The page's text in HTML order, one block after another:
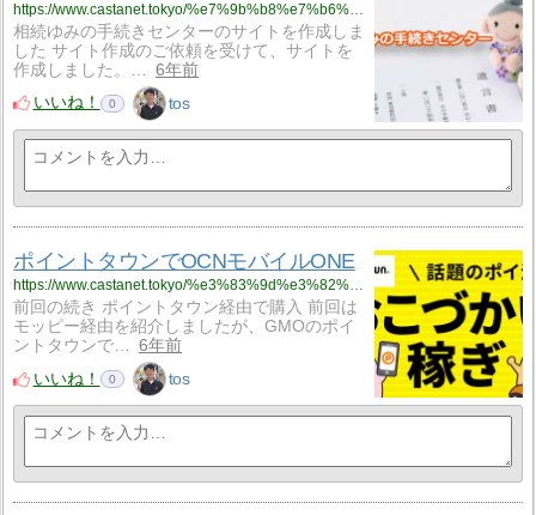
https://www.castanet.tokyo/%e7%9b%b8%e7%b6%9a%e3%82%86%e3%81%bf%e3%81%ae%e6%89%8b%e7%b6%9a%e3%81%8d%e3%82%bb%e3%83%b3%e3%82%bf%e3%83%bc/
相続ゆみの手続きセンターのサイトを作成しま
した サイト作成のご依頼を受けて、サイトを
作成しました。…
6年前
いいね！
0 tos
ポイントタウンでOCNモバイルONE
https://www.castanet.tokyo/%e3%83%9d%e3%82%a4%e3%83%b3%e3%83%88%e3%82%bf%e3%82%a6%e3%83%b3%e3%81%a7ocn%e3%83%a2%e3%83%90%e3%82%a4%e3%83%abone/
前回の続き ポイントタウン経由で購入 前回は
モッピー経由を紹介しましたが、GMOのポイ
ントタウンで…
6年前
いいね！
0 tos